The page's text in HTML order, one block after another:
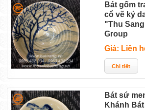
Bát gốm
cổ vẽ ký
"Thu
Group
Giá: Liên
Bát sứ
Khánh